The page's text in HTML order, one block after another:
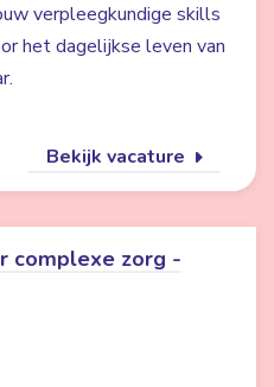
verpleegkundige skills
het dagelijkse leven van
Bekijk vacature
complexe zorg -